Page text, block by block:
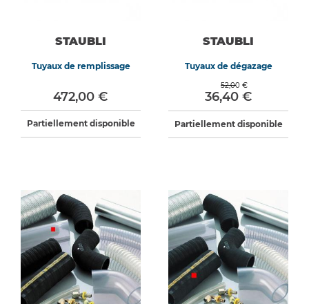
STAUBLI
Tuyaux de remplissage
472,00 €
Partiellement disponible
STAUBLI
Tuyaux de dégazage
52,00 €
36,40 €
Partiellement disponible